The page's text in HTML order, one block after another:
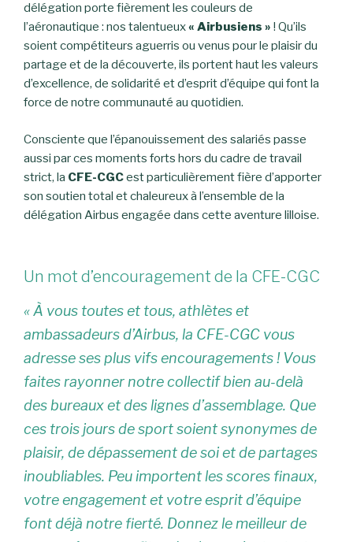
délégation porte fièrement les couleurs de
l’aéronautique : nos talentueux« Airbusiens » ! Qu’ils
soient compétiteurs aguerris ou venus pour le plaisir du
partage et de la découverte, ils portent haut les valeurs
d’excellence, de solidarité et d’esprit d’équipe qui font la
force de notre communauté au quotidien.
Consciente que l’épanouissement des salariés passe
aussi par ces moments forts hors du cadre de travail
strict, la CFE-CGCest particulièrement fière d’apporter
son soutien total et chaleureux à l’ensemble de la
délégation Airbus engagée dans cette aventure lilloise.
Un mot d’encouragement de la CFE-CGC
« À vous toutes et tous, athlètes et
ambassadeurs d’Airbus, la CFE-CGC vous
adresse ses plus vifs encouragements ! Vous
faites rayonner notre collectif bien au-delà
des bureaux et des lignes d’assemblage. Que
ces trois jours de sport soient synonymes de
plaisir, de dépassement de soi et de partages
inoubliables. Peu importent les scores finaux,
votre engagement et votre esprit d’équipe
font déjà notre fierté. Donnez le meilleur de